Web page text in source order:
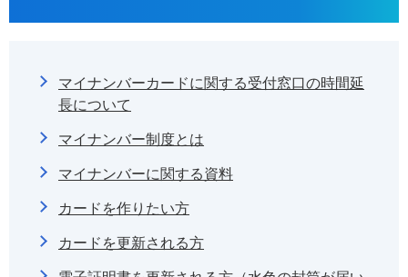
マイナンバーカードに関する受付窓口の時間延
長について
マイナンバー制度とは
マイナンバーに関する資料
カードを作りたい方
カードを更新される方